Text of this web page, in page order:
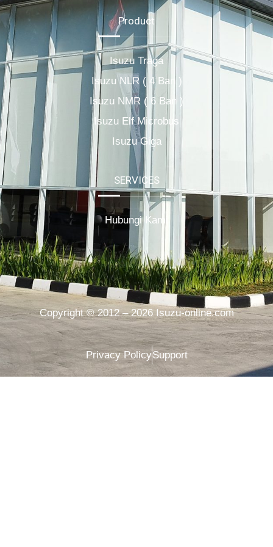
Product
Isuzu Traga
Isuzu NLR ( 4 Ban )
Isuzu NMR ( 6 Ban )
Isuzu Elf Microbus
Isuzu Giga
SERVICES
Hubungi Kami
Copyright © 2012 – 2026 Isuzu-online.com
Privacy PolicySupport